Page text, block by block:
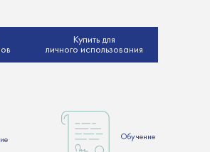
Купить для
личного использования
Обучение